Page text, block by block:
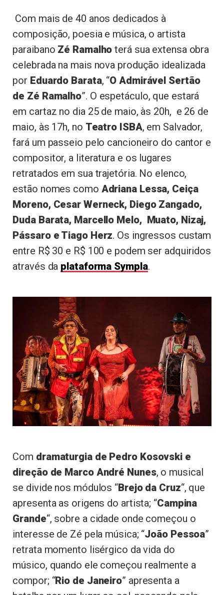
Com mais de 40 anos dedicados à
composição, poesia e música, o artista
paraibano Zé Ramalho terá sua extensa obra
celebrada na mais nova produção idealizada
por Eduardo Barata, “O Admirável Sertão
de Zé Ramalho”. O espetáculo, que estará
em cartaz no dia 25 de maio, às 20h, e 26 de
maio, às 17h, no Teatro ISBA, em Salvador,
fará um passeio pelo cancioneiro do cantor e
compositor, a literatura e os lugares
retratados em sua trajetória. No elenco,
estão nomes como Adriana Lessa, Ceiça
Moreno, Cesar Werneck, Diego Zangado,
Duda Barata, Marcello Melo, Muato, Nizaj,
Pássaro e Tiago Herz. Os ingressos custam
entre R$ 30 e R$ 100 e podem ser adquiridos
através da plataforma Sympla.
Com dramaturgia de Pedro Kosovski e
direção de Marco André Nunes, o musical
se divide nos módulos “Brejo da Cruz“, que
apresenta as origens do artista; “Campina
Grande“, sobre a cidade onde começou o
interesse de Zé pela música; “João Pessoa”
retrata momento lisérgico da vida do
músico, quando ele começou realmente a
compor; “Rio de Janeiro” apresenta a